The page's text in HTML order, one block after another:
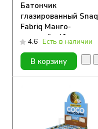
Батончик
глазированный Snaq
Fabriq Манго-
маракуйя 40гр
4.6 Есть в наличии
В корзину